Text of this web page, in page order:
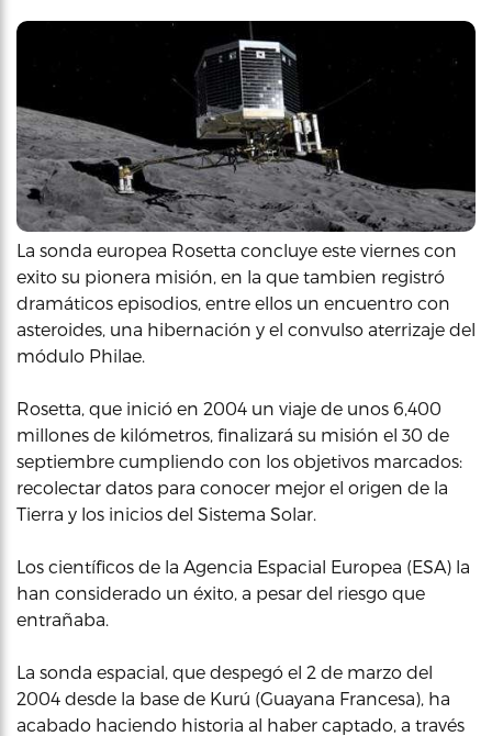
La sonda europea Rosetta concluye este viernes con
exito su pionera misión, en la que tambien registró
dramáticos episodios, entre ellos un encuentro con
asteroides, una hibernación y el convulso aterrizaje del
módulo Philae.
Rosetta, que inició en 2004 un viaje de unos 6,400
millones de kilómetros, finalizará su misión el 30 de
septiembre cumpliendo con los objetivos marcados:
recolectar datos para conocer mejor el origen de la
Tierra y los inicios del Sistema Solar.
Los científicos de la Agencia Espacial Europea (ESA) la
han considerado un éxito, a pesar del riesgo que
entrañaba.
La sonda espacial, que despegó el 2 de marzo del
2004 desde la base de Kurú (Guayana Francesa), ha
acabado haciendo historia al haber captado, a través